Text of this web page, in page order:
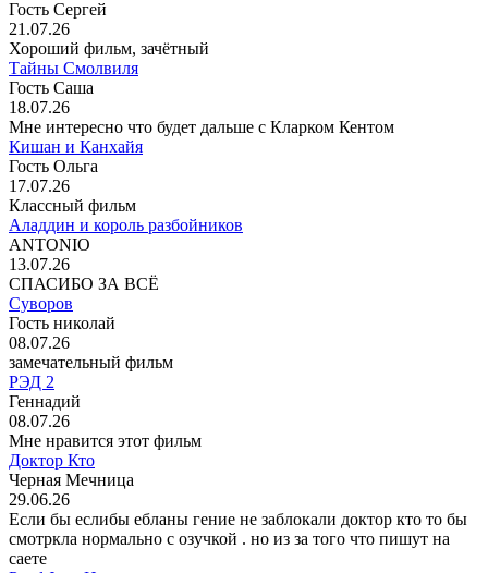
Гость Сергей
21.07.26
Хороший фильм, зачётный
Тайны Смолвиля
Гость Саша
18.07.26
Мне интересно что будет дальше с Кларком Кентом
Кишан и Канхайя
Гость Ольга
17.07.26
Классный фильм
Аладдин и король разбойников
ANTONIO
13.07.26
СПАСИБО ЗА ВСЁ
Суворов
Гость николай
08.07.26
замечательный фильм
РЭД 2
Геннадий
08.07.26
Мне нравится этот фильм
Доктор Кто
Черная Мечница
29.06.26
Если бы еслибы ебланы гение не заблокали доктор кто то бы
смотркла нормально с озучкой . но из за того что пишут на
саете